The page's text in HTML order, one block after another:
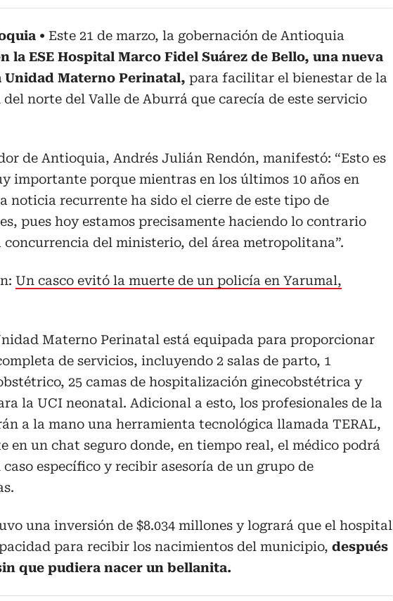
Este 21 de marzo, la gobernación de Antioquia
la ESE Hospital Marco Fidel Suárez de Bello, una nueva
Unidad Materno Perinatal, para facilitar el bienestar de la
norte del Valle de Aburrá que carecía de este servicio
de Antioquia, Andrés Julián Rendón, manifestó: “Esto es
importante porque mientras en los últimos 10 años en
noticia recurrente ha sido el cierre de este tipo de
pues hoy estamos precisamente haciendo lo contrario
concurrencia del ministerio, del área metropolitana”.
Un casco evitó la muerte de un policía en Yarumal,
Materno Perinatal está equipada para proporcionar
de servicios, incluyendo 2 salas de parto, 1
25 camas de hospitalización ginecobstétrica y
la UCI neonatal. Adicional a esto, los profesionales de la
a la mano una herramienta tecnológica llamada TERAL,
en un chat seguro donde, en tiempo real, el médico podrá
específico y recibir asesoría de un grupo de
una inversión de $8.034 millones y logrará que el hospital
para recibir los nacimientos del municipio, después
que pudiera nacer un bellanita.